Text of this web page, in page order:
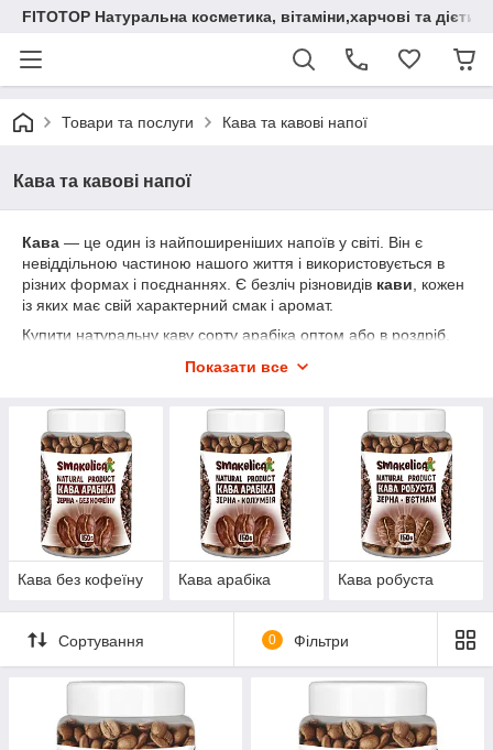
FITOTOP Натуральна косметика, вітаміни,харчові та
Товари та послуги Кава та кавові напої
Кава та кавові напої
Кава — це один із найпоширеніших напоїв у світі. Він є
невіддільною частиною нашого життя і використовується в
різних формах і поєднаннях. Є безліч різновидів кави , кожен
із яких має свій характерний смак і аромат.
Купити натуральну каву сорту арабіка оптом або в роздріб,
«Smakolica» Ви можете вжезараз. Наш менеджер із
Показати все
Кава без кофеїну Кава арабіка Кава робуста
Сортування 0 Фільтри